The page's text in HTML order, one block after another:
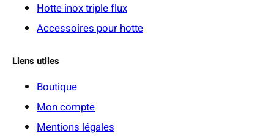
Hotte inox triple flux
Accessoires pour hotte
Liens utiles
Boutique
Mon compte
Mentions légales